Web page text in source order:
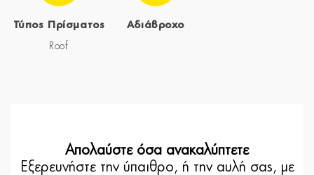
Τύπος Πρίσματος
Roof
Αδιάβροχο
Απολαύστε όσα ανακαλύπτετε
Εξερευνήστε την ύπαιθρο, ή την αυλή σας, με